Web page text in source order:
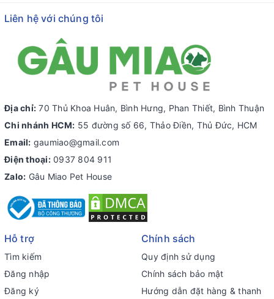
Liên hệ với chúng tôi
Địa chỉ: 70 Thủ Khoa Huân, Bình Hưng, Phan Thiết, Bình Thuận
Chi nhánh HCM: 55 đường số 66, Thảo Điền, Thủ Đức, HCM
Email: gaumiao@gmail.com
Điện thoại: 0937 804 911
Zalo: Gâu Miao Pet House
Hỗ trợ
Tìm kiếm
Đăng nhập
Đăng ký
Chính sách
Quy định sử dụng
Chính sách bảo mật
Hướng dẫn đặt hàng & thanh